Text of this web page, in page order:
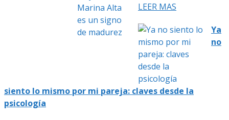
LEER MAS
Ya
no
siento lo mismo por mi pareja: claves desde la
psicología